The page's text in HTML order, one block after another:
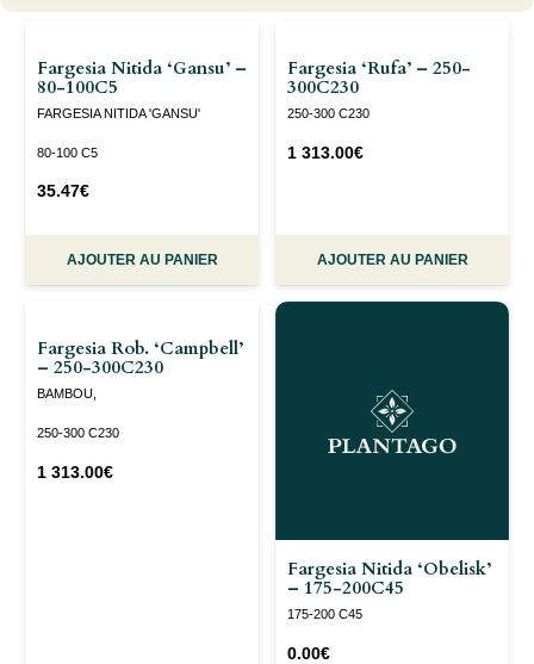
Fargesia Nitida ‘Gansu’ –
80-100C5
FARGESIA NITIDA 'GANSU'
80-100 C5
35.47€
AJOUTER AU PANIER
Fargesia ‘Rufa’ – 250-
300C230
250-300 C230
1 313.00€
AJOUTER AU PANIER
Fargesia Rob. ‘Campbell’
– 250-300C230
BAMBOU,
250-300 C230
1 313.00€
Fargesia Nitida ‘Obelisk’
– 175-200C45
175-200 C45
0.00€